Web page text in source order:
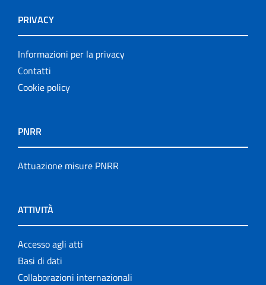
PRIVACY
Informazioni per la privacy
Contatti
Cookie policy
PNRR
Attuazione misure PNRR
ATTIVITÀ
Accesso agli atti
Basi di dati
Collaborazioni internazionali